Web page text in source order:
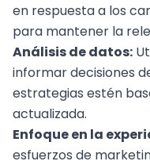
en respuesta a los
para mantener la
Análisis de datos:
informar decisiones
estrategias estén
actualizada.
Enfoque en la
esfuerzos de